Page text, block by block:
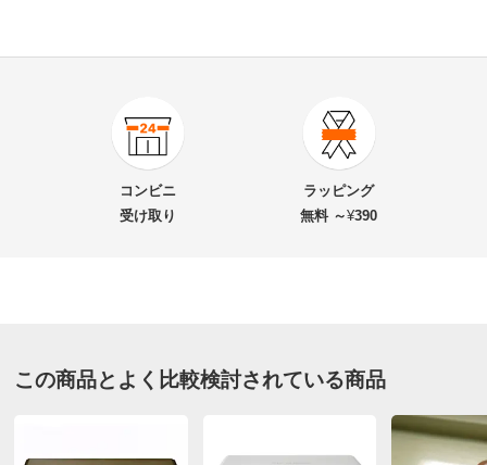
900-BL00-79
オンリーミネラル 薬用美白ミネラルクリアUVファン
■色：（ア）ライトオークル （イ）オークル
愛知県 50代女性
コンビニ
受け取り
ラッピング
無料 ～¥390
この商品とよく比較検討されている商品